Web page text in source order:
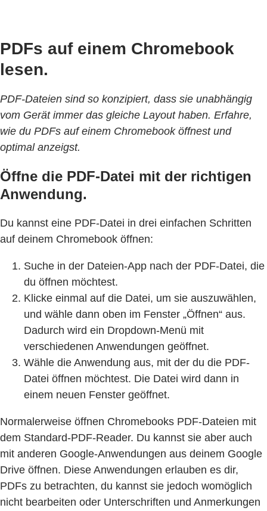
PDFs auf einem Chromebook
lesen.
PDF-Dateien sind so konzipiert, dass sie unabhängig
vom Gerät immer das gleiche Layout haben. Erfahre,
wie du PDFs auf einem Chromebook öffnest und
optimal anzeigst.
Öffne die PDF-Datei mit der richtigen
Anwendung.
Du kannst eine PDF-Datei in drei einfachen Schritten
auf deinem Chromebook öffnen:
Suche in der Dateien-App nach der PDF-Datei, die
du öffnen möchtest.
Klicke einmal auf die Datei, um sie auszuwählen,
und wähle dann oben im Fenster „Öffnen“ aus.
Dadurch wird ein Dropdown-Menü mit
verschiedenen Anwendungen geöffnet.
Wähle die Anwendung aus, mit der du die PDF-
Datei öffnen möchtest. Die Datei wird dann in
einem neuen Fenster geöffnet.
Normalerweise öffnen Chromebooks PDF-Dateien mit
dem Standard-PDF-Reader. Du kannst sie aber auch
mit anderen Google-Anwendungen aus deinem Google
Drive öffnen. Diese Anwendungen erlauben es dir,
PDFs zu betrachten, du kannst sie jedoch womöglich
nicht bearbeiten oder Unterschriften und Anmerkungen